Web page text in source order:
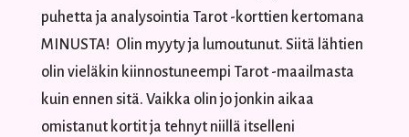
puhetta ja analysointia Tarot -korttien kertomana
MINUSTA! Olin myyty ja lumoutunut. Siitä lähtien
olin vieläkin kiinnostuneempi Tarot -maailmasta
kuin ennen sitä. Vaikka olin jo jonkin aikaa
omistanut kortit ja tehnyt niillä itselleni